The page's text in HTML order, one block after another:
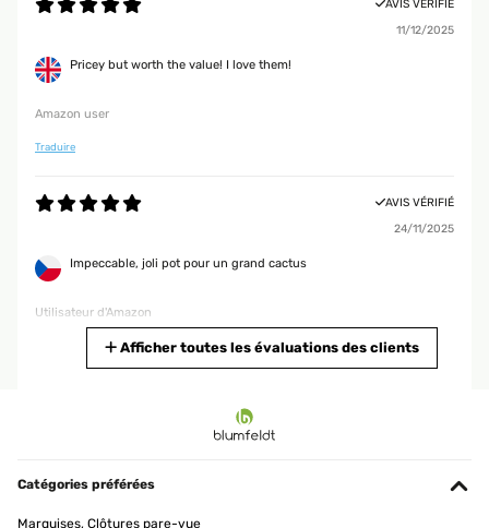
AVIS VÉRIFIÉ
11/12/2025
Pricey but worth the value! I love them!
Amazon user
Traduire
AVIS VÉRIFIÉ
24/11/2025
Impeccable, joli pot pour un grand cactus
Utilisateur d'Amazon
Afficher toutes les évaluations des clients
Catégories préférées
Marquises, Clôtures pare-vue